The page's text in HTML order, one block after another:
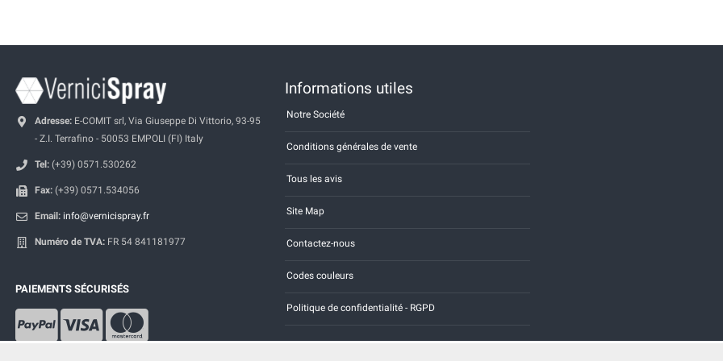
Adresse: E-COMIT srl, Via Giuseppe Di Vittorio, 93-95
- Z.I. Terrafino - 50053 EMPOLI (FI) Italy
Tel: (+39) 0571.530262
Fax: (+39) 0571.534056
Email: info@vernicispray.fr
Numéro de TVA: FR 54 841181977
PAIEMENTS SÉCURISÉS
Informations utiles
Notre Société
Conditions générales de vente
Tous les avis
Site Map
Contactez-nous
Codes couleurs
Politique de confidentialité - RGPD